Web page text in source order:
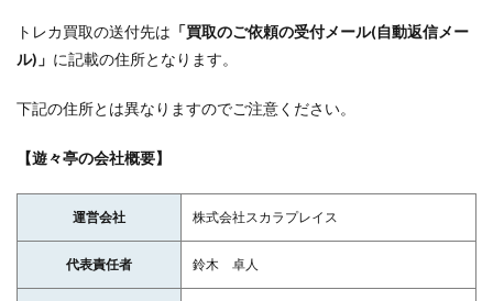
トレカ買取の送付先は 「買取のご依頼の受付メール(自動返信メー
ル)」 に記載の住所となります。
下記の住所とは異なりますのでご注意ください。
【遊々亭の会社概要】
運営会社 株式会社スカラプレイス
代表責任者 鈴木 卓人